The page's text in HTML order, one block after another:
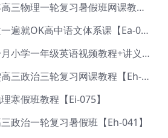
有道2026莫荒年高三物理一轮复习暑假班网课教程【Ef-044】
2025年高三语文一遍就OK高中语文体系课【Ea-028】
希望学2024闫舒月小学一年级英语视频教程+讲义【Cc-004】
2025高考刘勖雯高三政治三轮复习网课教程【Eh-061】
寒假班教程【Ei-075】
政治一轮复习暑假班【Eh-041】